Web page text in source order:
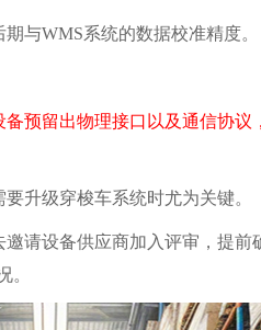
WMS系统的数据校准精度。
预留出物理接口以及通信协议
升级穿梭车系统时尤为关键。
设备供应商加入评审，提前
。